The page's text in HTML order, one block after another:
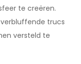
te creëren.
trucs
versteld te